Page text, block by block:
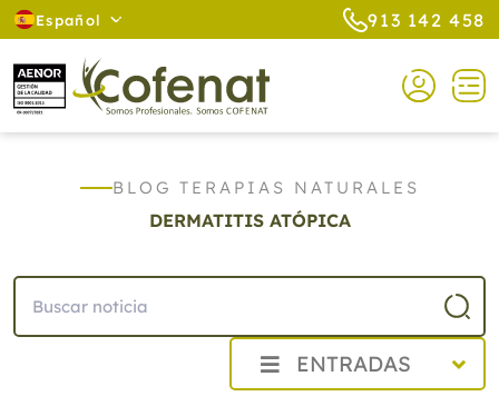
Español 913 142 458
BLOG TERAPIAS NATURALES
DERMATITIS ATÓPICA
ENTRADAS